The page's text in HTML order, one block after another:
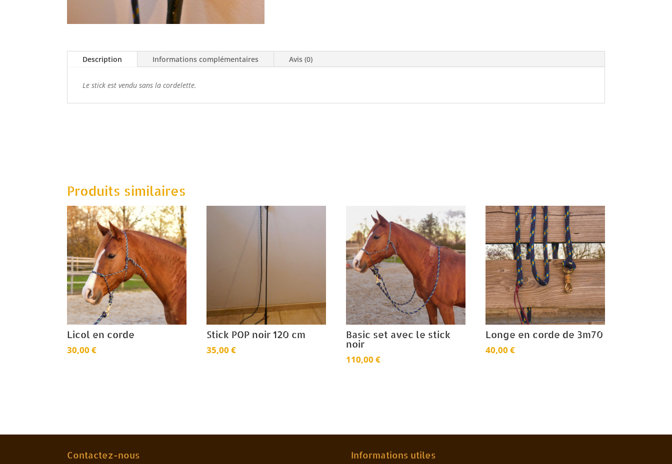
Description Informations complémentaires Avis (0)
Le stick est vendu sans la cordelette.
Produits similaires
Licol en corde
30,00€
Stick POP noir 120 cm
35,00€
Basic set avec le stick
noir
110,00€
Longe en corde de 3m70
40,00€
Contactez-nous Informations utiles